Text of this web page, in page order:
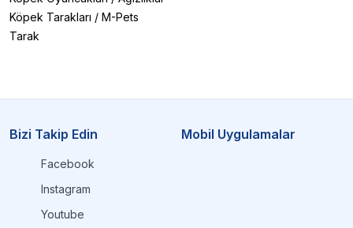
Köpek Tarakları / M-Pets
Tarak
Bizi Takip Edin
Facebook
Instagram
Youtube
Mobil Uygulamalar